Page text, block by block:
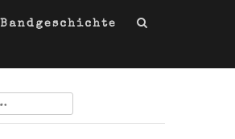
Bandgeschichte